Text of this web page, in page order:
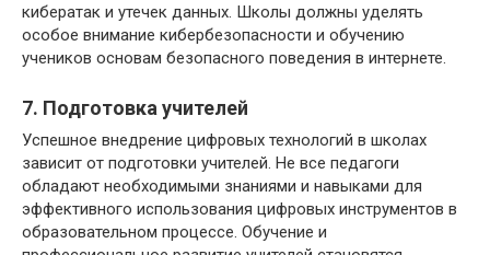
кибератак и утечек данных. Школы должны уделять
особое внимание кибербезопасности и обучению
учеников основам безопасного поведения в интернете.
7. Подготовка учителей
Успешное внедрение цифровых технологий в школах
зависит от подготовки учителей. Не все педагоги
обладают необходимыми знаниями и навыками для
эффективного использования цифровых инструментов в
образовательном процессе. Обучение и